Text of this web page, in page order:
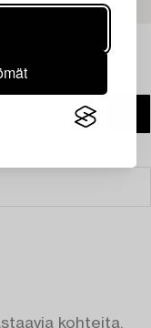
kohteita.